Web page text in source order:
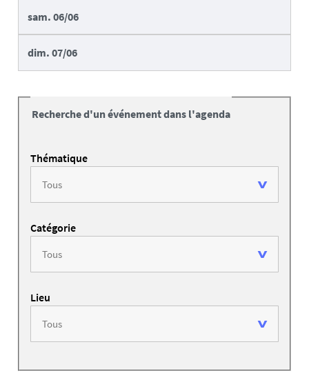
sam. 06/06
dim. 07/06
Recherche d'un événement dans l'agenda
Thématique
Catégorie
Lieu